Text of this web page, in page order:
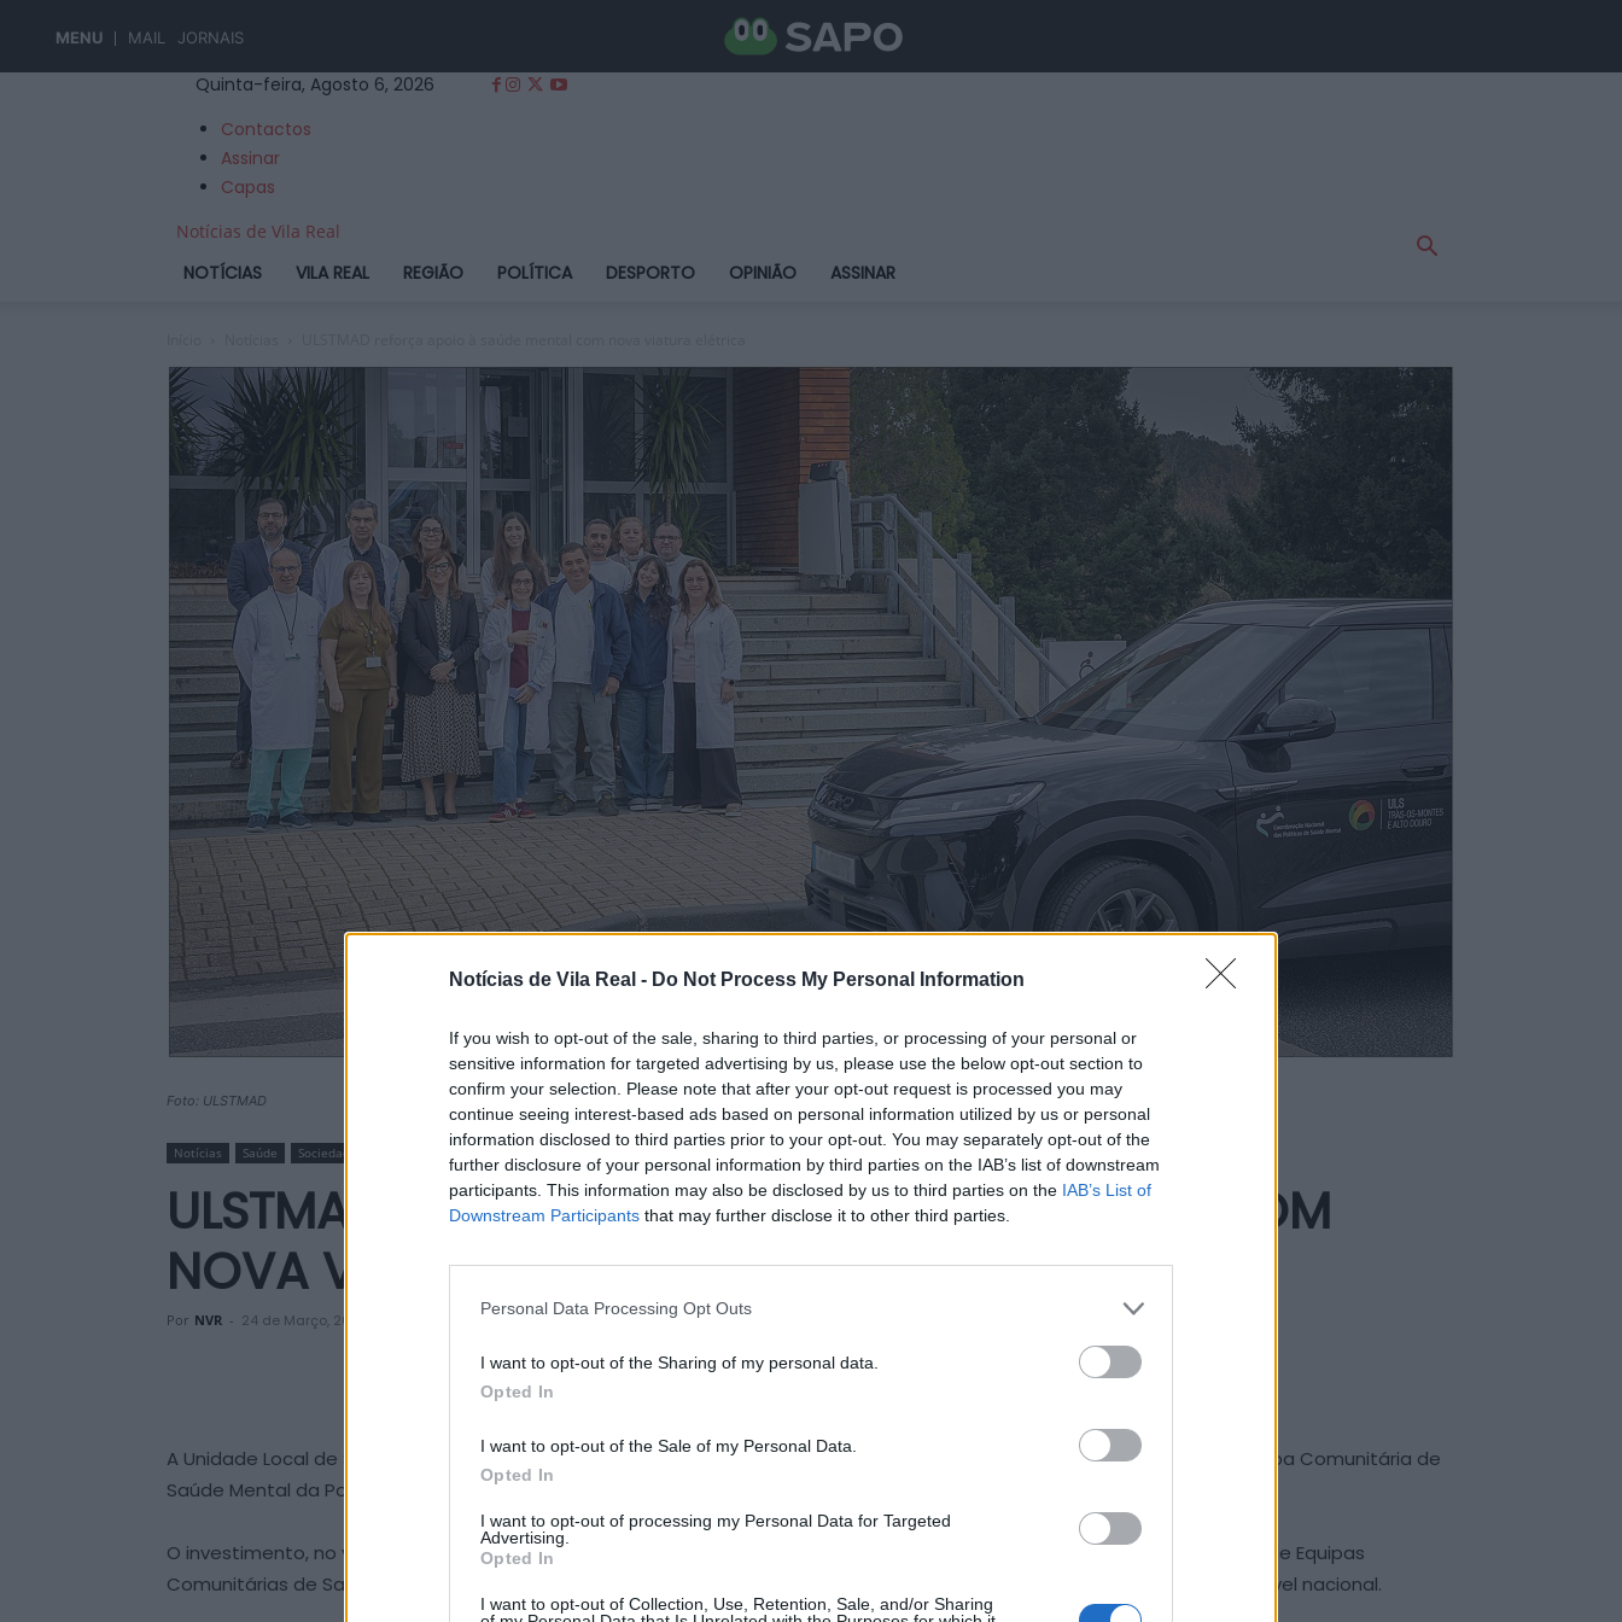
Notícias de Vila Real - Do Not Process My Personal Information
If you wish to opt-out of the sale, sharing to third parties, or processing of your personal or
sensitive information for targeted advertising by us, please use the below opt-out section to
confirm your selection. Please note that after your opt-out request is processed you may
continue seeing interest-based ads based on personal information utilized by us or personal
information disclosed to third parties prior to your opt-out. You may separately opt-out of the
further disclosure of your personal information by third parties on the IAB’s list of downstream
participants. This information may also be disclosed by us to third parties on the IAB’s List of
Downstream Participants that may further disclose it to other third parties.
Personal Data Processing Opt Outs
I want to opt-out of the Sharing of my personal data.
Opted In
I want to opt-out of the Sale of my Personal Data.
Opted In
I want to opt-out of processing my Personal Data for Targeted
Advertising.
Opted In
I want to opt-out of Collection, Use, Retention, Sale, and/or Sharing
MENU MAIL JORNAIS
Quinta-feira, Agosto 6, 2026
Contactos
Assinar
Capas
Notícias de Vila Real
NOTÍCIAS VILA REAL REGIÃO POLÍTICA DESPORTO OPINIÃO ASSINAR
Foto: ULSTMAD
Notícias Saúde Sociedade
ULSTMAD REFORÇA APOIO À SAÚDE MENTAL COM
NOVA VIATURA ELÉTRICA
Por NVR - 24 de Março, 2026
A Unidade Local de Saúde de Trás-os-Montes e Alto Douro (ULSTMAD) recebeu uma nova viatura elétrica destinada à Equipa Comunitária de
Saúde Mental da População Adulta – Marão e Douro Norte, reforçando a resposta de proximidade na região.
O investimento, no valor de 30 mil euros, resulta da segunda fase do Programa de Financiamento para a Implementação de Equipas
Comunitárias de Saúde Mental, tendo a candidatura do Serviço de Psiquiatria da ULSTMAD alcançado o segundo lugar a nível nacional.